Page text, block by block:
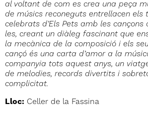
al voltant de com es crea una peça
de músics reconeguts entrellacen els
celebrats d’Els Pets amb les
les, creant un diàleg fascinant que
la mecànica de la composició i els
cançó és una carta d’amor a la
companyia tots aquest anys, un
de melodies, records divertits i
complicitat.
Lloc: Celler de la Fassina